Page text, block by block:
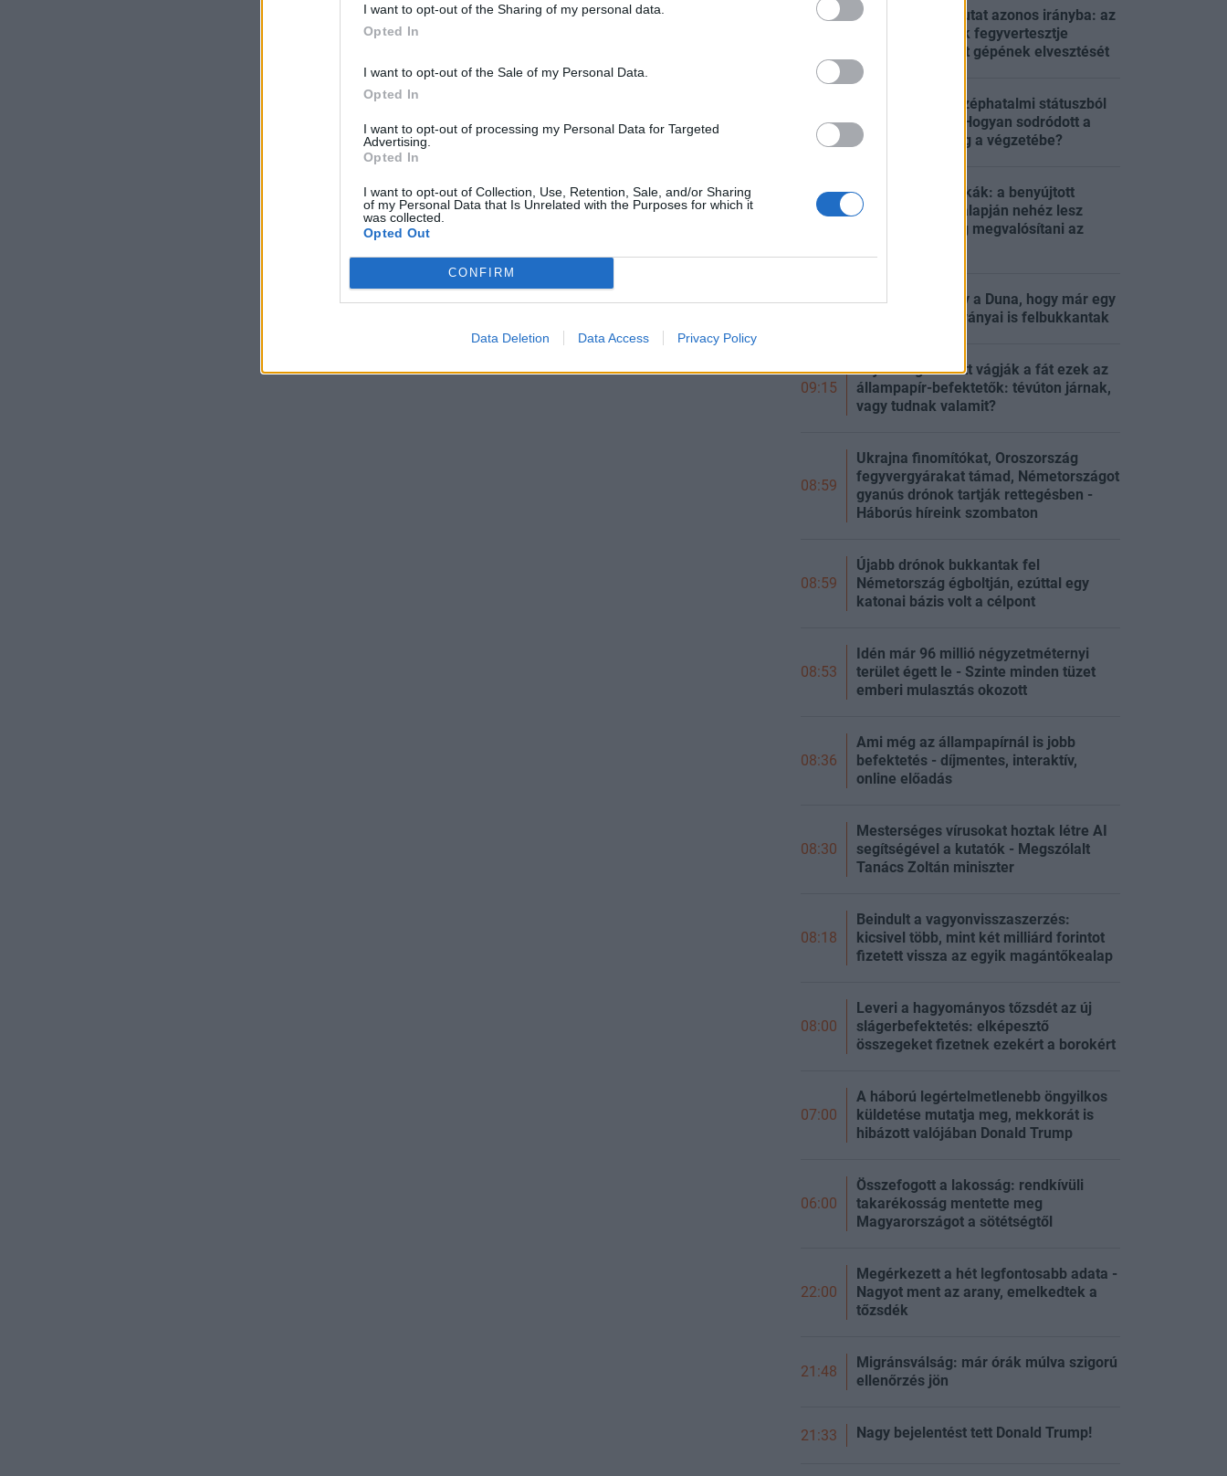
I want to opt-out of the Sharing of my personal data.
Opted In
I want to opt-out of the Sale of my Personal Data.
Opted In
I want to opt-out of processing my Personal Data for Targeted
Advertising.
Opted In
I want to opt-out of Collection, Use, Retention, Sale, and/or Sharing
of my Personal Data that Is Unrelated with the Purposes for which it
was collected.
Opted Out
CONFIRM
Data Deletion Data Access Privacy Policy
Egyre több jel mutat azonos irányba: az
Egyesült Államok fegyvertesztje
okozhatta a saját gépének elvesztését
10:00
Mohács 500: Középhatalmi státuszból
végvárország – Hogyan sodródott a
Magyar Királyság a végzetébe?
09:47
Aggódnak a patikák: a benyújtott
törvényjavaslat alapján nehéz lesz
szeptember 1.-ig megvalósítani az
09:21
Annyira alacsony a Duna, hogy már egy
ókori híd maradványai is felbukkantak
09:15
Saját maguk alatt vágják a fát ezek az
állampapír-befektetők: tévúton járnak,
vagy tudnak valamit?
08:59
Ukrajna finomítókat, Oroszország
fegyvergyárakat támad, Németországot
gyanús drónok tartják rettegésben -
Háborús híreink szombaton
08:59
Újabb drónok bukkantak fel
Németország égboltján, ezúttal egy
katonai bázis volt a célpont
08:53
Idén már 96 millió négyzetméternyi
terület égett le - Szinte minden tüzet
emberi mulasztás okozott
08:36
Ami még az állampapírnál is jobb
befektetés - díjmentes, interaktív,
online előadás
08:30
Mesterséges vírusokat hoztak létre AI
segítségével a kutatók - Megszólalt
Tanács Zoltán miniszter
08:18
Beindult a vagyonvisszaszerzés:
kicsivel több, mint két milliárd forintot
fizetett vissza az egyik magántőkealap
08:00
Leveri a hagyományos tőzsdét az új
slágerbefektetés: elképesztő
összegeket fizetnek ezekért a borokért
07:00
A háború legértelmetlenebb öngyilkos
küldetése mutatja meg, mekkorát is
hibázott valójában Donald Trump
06:00
Összefogott a lakosság: rendkívüli
takarékosság mentette meg
Magyarországot a sötétségtől
22:00
Megérkezett a hét legfontosabb adata -
Nagyot ment az arany, emelkedtek a
tőzsdék
21:48
Migránsválság: már órák múlva szigorú
ellenőrzés jön
21:33 Nagy bejelentést tett Donald Trump!